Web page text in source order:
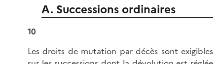
A. Successions ordinaires
10
Les droits de mutation par décès sont exigibles